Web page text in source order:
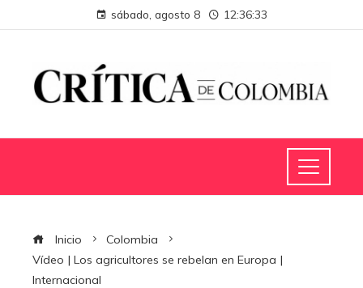
sábado, agosto 8 12:36:34
Inicio
Colombia
Vídeo | Los agricultores se rebelan en Europa |
Internacional